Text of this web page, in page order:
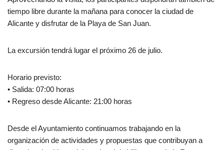
tiempo libre durante la mañana para conocer la ciudad de
Alicante y disfrutar de la Playa de San Juan.
La excursión tendrá lugar el próximo 26 de julio.
Horario previsto:
• Salida: 07:00 horas
• Regreso desde Alicante: 21:00 horas
Desde el Ayuntamiento continuamos trabajando en la
organización de actividades y propuestas que contribuyan a